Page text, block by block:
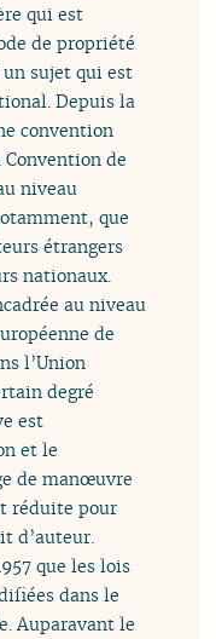
qui est
de propriété
sujet qui est
Depuis la
convention
de
niveau
que
étrangers
nationaux.
au niveau
de
l’Union
degré
est
et le
de manœuvre
réduite pour
d’auteur.
que les lois
dans le
Auparavant le